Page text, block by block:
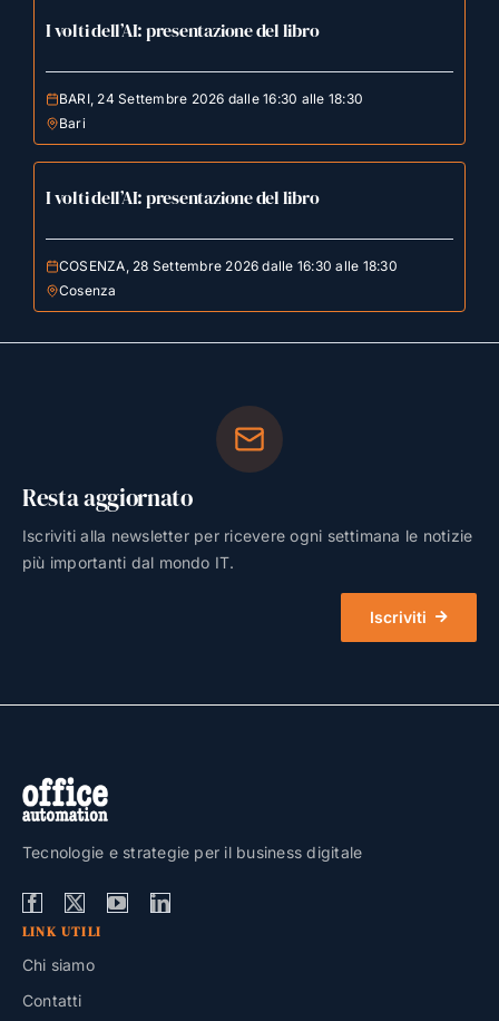
I volti dell’AI: presentazione del libro
BARI, 24 Settembre 2026 dalle 16:30 alle 18:30
Bari
I volti dell’AI: presentazione del libro
COSENZA, 28 Settembre 2026 dalle 16:30 alle 18:30
Cosenza
Resta aggiornato
Iscriviti alla newsletter per ricevere ogni settimana le notizie
più importanti dal mondo IT.
Iscriviti
Tecnologie e strategie per il business digitale
LINK UTILI
Chi siamo
Contatti